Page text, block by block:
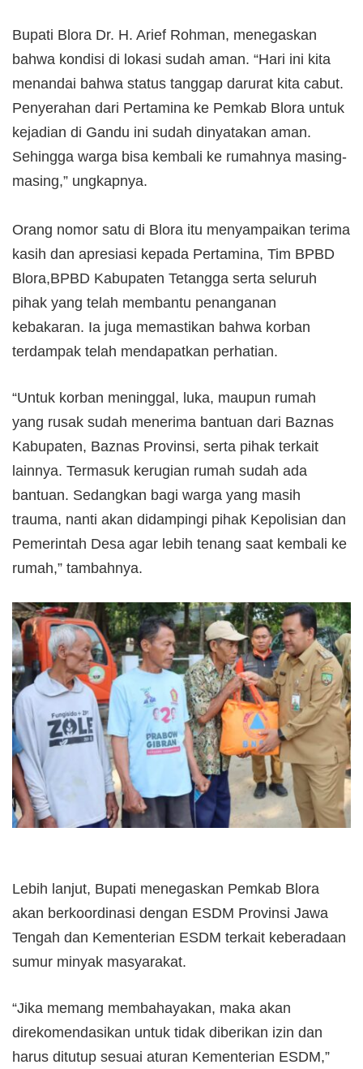
‎Bupati Blora Dr. H. Arief Rohman, menegaskan
bahwa kondisi di lokasi sudah aman. ‎“Hari ini kita
menandai bahwa status tanggap darurat kita cabut.
Penyerahan dari Pertamina ke Pemkab Blora untuk
kejadian di Gandu ini sudah dinyatakan aman.
Sehingga warga bisa kembali ke rumahnya masing-
masing,” ungkapnya.
‎Orang nomor satu di Blora itu menyampaikan terima
kasih dan apresiasi kepada Pertamina, Tim BPBD
Blora,BPBD Kabupaten Tetangga serta seluruh
pihak yang telah membantu penanganan
kebakaran. Ia juga memastikan bahwa korban
terdampak telah mendapatkan perhatian.
‎“Untuk korban meninggal, luka, maupun rumah
yang rusak sudah menerima bantuan dari Baznas
Kabupaten, Baznas Provinsi, serta pihak terkait
lainnya. Termasuk kerugian rumah sudah ada
bantuan. Sedangkan bagi warga yang masih
trauma, nanti akan didampingi pihak Kepolisian dan
Pemerintah Desa agar lebih tenang saat kembali ke
rumah,” tambahnya.
‎Lebih lanjut, Bupati menegaskan Pemkab Blora
akan berkoordinasi dengan ESDM Provinsi Jawa
Tengah dan Kementerian ESDM terkait keberadaan
sumur minyak masyarakat.
“Jika memang membahayakan, maka akan
direkomendasikan untuk tidak diberikan izin dan
harus ditutup sesuai aturan Kementerian ESDM,”